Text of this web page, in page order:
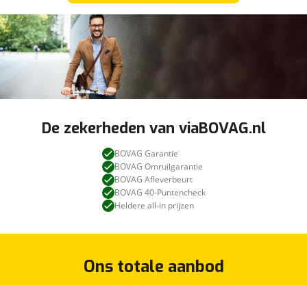
De zekerheden van viaBOVAG.nl
BOVAG Garantie
BOVAG Omruilgarantie
BOVAG Afleverbeurt
BOVAG 40-Puntencheck
Heldere all-in prijzen
Ons totale aanbod